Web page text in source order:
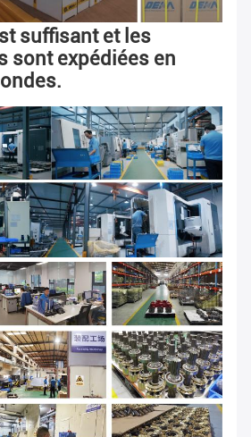
suffisant et les
sont expédiées en